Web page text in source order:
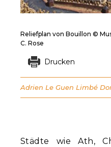
Städte wie Ath,
Reliefplan von Bouillon ©
C. Rose
Drucken
Adrien Le Guen Limbé